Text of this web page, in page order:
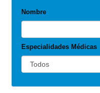
Nombre
Especialidades Médicas